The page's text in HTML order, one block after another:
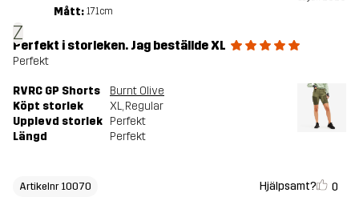
Z
Mått: 171cm
Perfekt i storleken. Jag beställde XL
Perfekt
RVRC GP Shorts
Burnt Olive
Köpt storlek
XL, Regular
Upplevd storlek Perfekt
Längd
Perfekt
Artikelnr 10070 Hjälpsamt? 0